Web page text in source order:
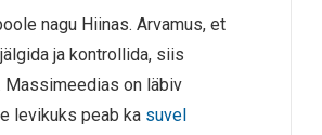
nagu Hiinas. Arvamus, et
ja kontrollida, siis
Massimeedias on läbiv
levikuks peab ka suvel